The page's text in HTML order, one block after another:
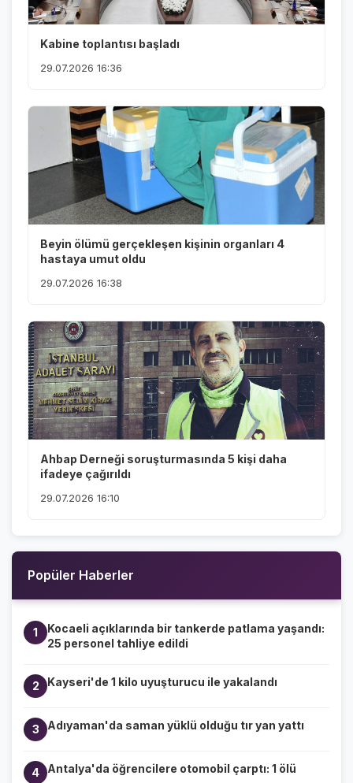
Kabine toplantısı başladı
29.07.2026 16:36
Beyin ölümü gerçekleşen kişinin organları 4
hastaya umut oldu
29.07.2026 16:38
Ahbap Derneği soruşturmasında 5 kişi daha
ifadeye çağırıldı
29.07.2026 16:10
Popüler Haberler
1
Kocaeli açıklarında bir tankerde patlama yaşandı:
25 personel tahliye edildi
2 Kayseri'de 1 kilo uyuşturucu ile yakalandı
3 Adıyaman'da saman yüklü olduğu tır yan yattı
4 Antalya'da öğrencilere otomobil çarptı: 1 ölü